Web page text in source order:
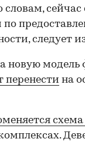
по
следует
новую
перенести на